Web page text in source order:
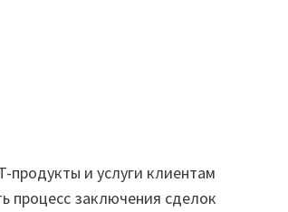
и услуги клиентам
процесс заключения сделок